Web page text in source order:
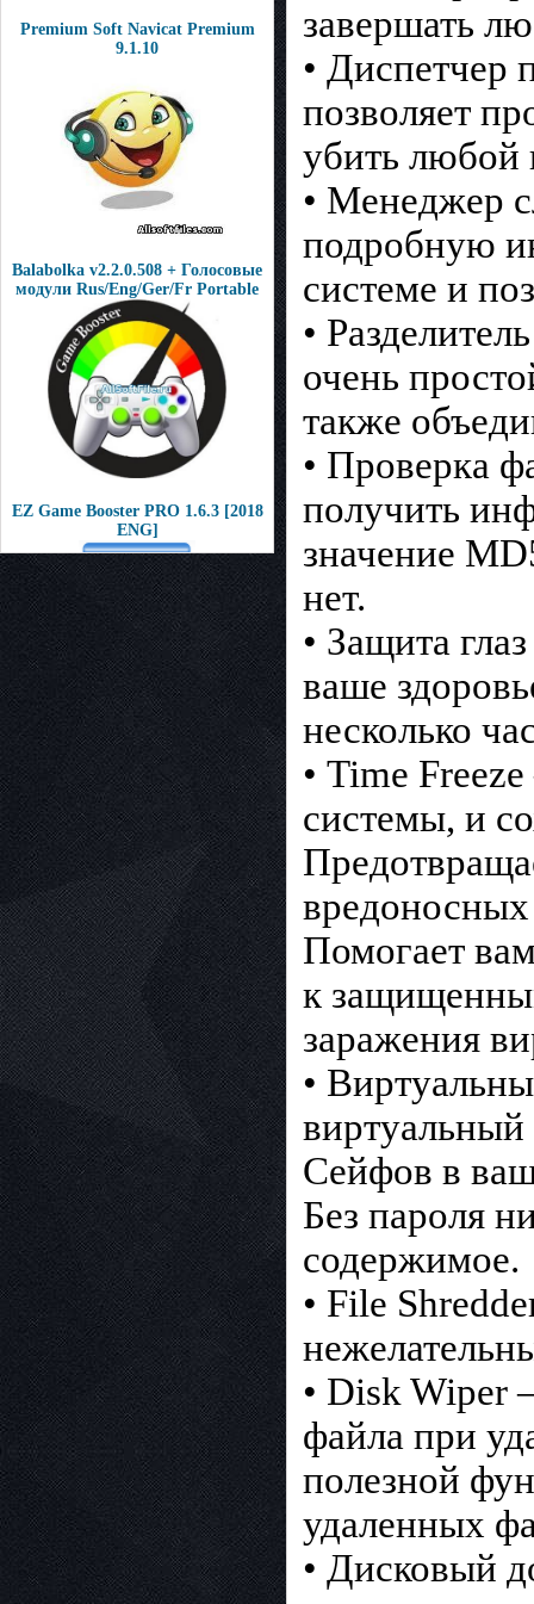
Premium Soft Navicat Premium
9.1.10
Balabolka v2.2.0.508 + Голосовые
модули Rus/Eng/Ger/Fr Portable
EZ Game Booster PRO 1.6.3 [2018
ENG]
завершать
• Диспетчер
позволяет
убить любой
• Менеджер
подробную
системе и
•
очень
также
• Проверка
получить
значение
нет.
• Защита
ваше
несколько
• Time
системы, и
Помогает
к
заражения
•
Сейфов в
Без пароля
содержимое.
• File
• Disk Wiper
файла при
полезной
удаленных
• Дисковый